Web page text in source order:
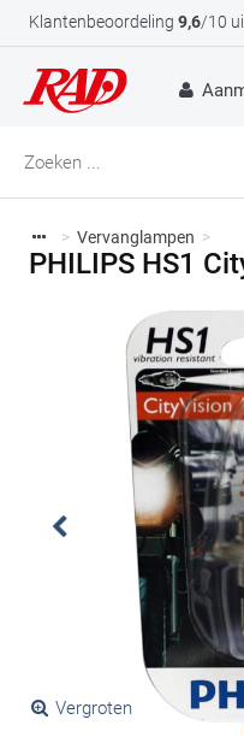
Klantenbeoordeling 9,6/10
> Vervanglampen >
PHILIPS HS1
Vergroten